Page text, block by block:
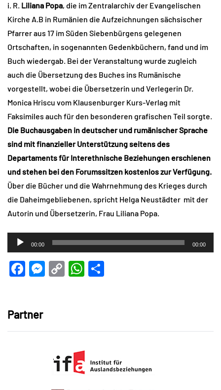
i. R. Liliana Popa, die im Zentralarchiv der Evangelischen
Kirche A.B in Rumänien die Aufzeichnungen sächsischer
Pfarrer aus 17 im Süden Siebenbürgens gelegenen
Ortschaften, in sogenannten Gedenkbüchern, fand und im
Buch wiedergab. Bei der Veranstaltung wurde zugleich
auch die Übersetzung des Buches ins Rumänische
vorgestellt, wobei die Übersetzerin und Verlegerin Dr.
Monica Hriscu vom Klausenburger Kurs-Verlag mit
Faksimiles auch für den besonderen grafischen Teil sorgte.
Die Buchausgaben in deutscher und rumänischer Sprache
sind mit finanzieller Unterstützung seitens des
Departaments für Interethnische Beziehungen erschienen
und stehen bei den Forumssitzen kostenlos zur Verfügung.
Über die Bücher und die Wahrnehmung des Krieges durch
die Daheimgebliebenen, spricht Helga Neustädter mit der
Autorin und Übersetzerin, Frau Liliana Popa.
Audio-
Player
00:00 00:00
Facebook
Messenger
CopyWhatsApp
Partner